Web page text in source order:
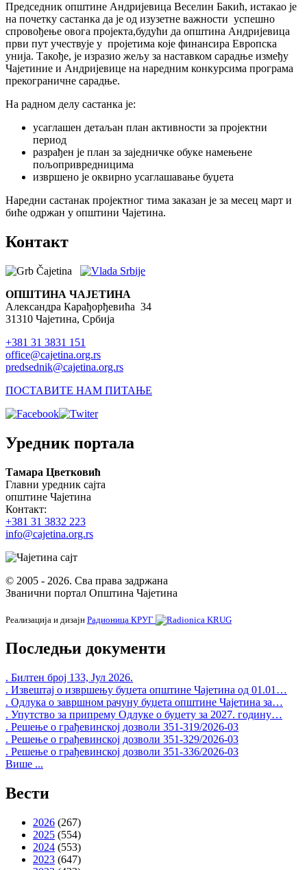
Председник општине Андријевица Веселин Бакић, истакао је
на почетку састанка да је од изузетне важности успешно
спровођење овога пројекта,будући да општина Андријевица
први пут учествује у пројетима које финансира Европска
унија. Такође, је изразио жељу за наставком сарадње између
Чајетиние и Андријевице на наредним конкурсима програма
прекограничне сарадње.
На радном делу састанка је:
усаглашен детаљан план активности за пројектни
период
разрађен је план за заједничке обуке намењене
пољопривредницима
извршено је оквирно усаглашавање буџета
Наредни састанак пројектног тима заказан је за месец март и
биће одржан у општини Чајетина.
Контакт
ОПШТИНА ЧАЈЕТИНА
Александра Карађорђевића 34
31310 Чајетина, Србија
+381 31 3831 151
office@cajetina.org.rs
predsednik@cajetina.org.rs
ПОСТАВИТЕ НАМ ПИТАЊЕ
Уредник портала
Тамара Цветковић
Главни уредник сајта
општине Чајетина
Контакт:
+381 31 3832 223
info@cajetina.org.rs
© 2005 - 2026. Сва права задржана
Званични портал Општина Чајетина
Реализација и дизајн Радионица КРУГ
Последњи документи
. Билтен број 133, Јул 2026.
. Извештај о извршењу буџета општине Чајетина од 01.01…
. Одлука о завршном рачуну буџета општине Чајетина за…
. Упутство за припрему Одлуке о буџету за 2027. годину…
. Решење о грађевинској дозволи 351-319/2026-03
. Решење о грађевинској дозволи 351-329/2026-03
. Решење о грађевинској дозволи 351-336/2026-03
Више ...
Вести
2026 (267)
2025 (554)
2024 (553)
2023 (647)